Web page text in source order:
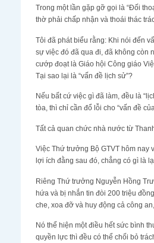
Trong một lần gặp gỡ gọi là “Đối
thờ phải chấp nhận và thoái thác
Tôi đã phát biểu rằng: Khi nói đến
sự việc đó đã qua đi, đã không còn
cướp đoạt là Giáo hội Công giáo
Tại sao lại là “vấn đề lịch sử”?
Nếu bất cứ việc gì đã làm, đều là
tòa, thì chỉ cần đổ lỗi cho “vấn đề
Tất cả quan chức nhà nước từ
Việc Thứ trưởng Bộ GTVT hôm nay
lợi ích đằng sau đó, chẳng có gì là
Riêng Thứ trưởng Nguyễn Hồng
hứa và bị nhắn tin đòi 200 triệu
che, xoa đỡ và huy động cả công
Nó thể hiện một điều hết sức bình
quyền lực thì đều có thể chối bỏ